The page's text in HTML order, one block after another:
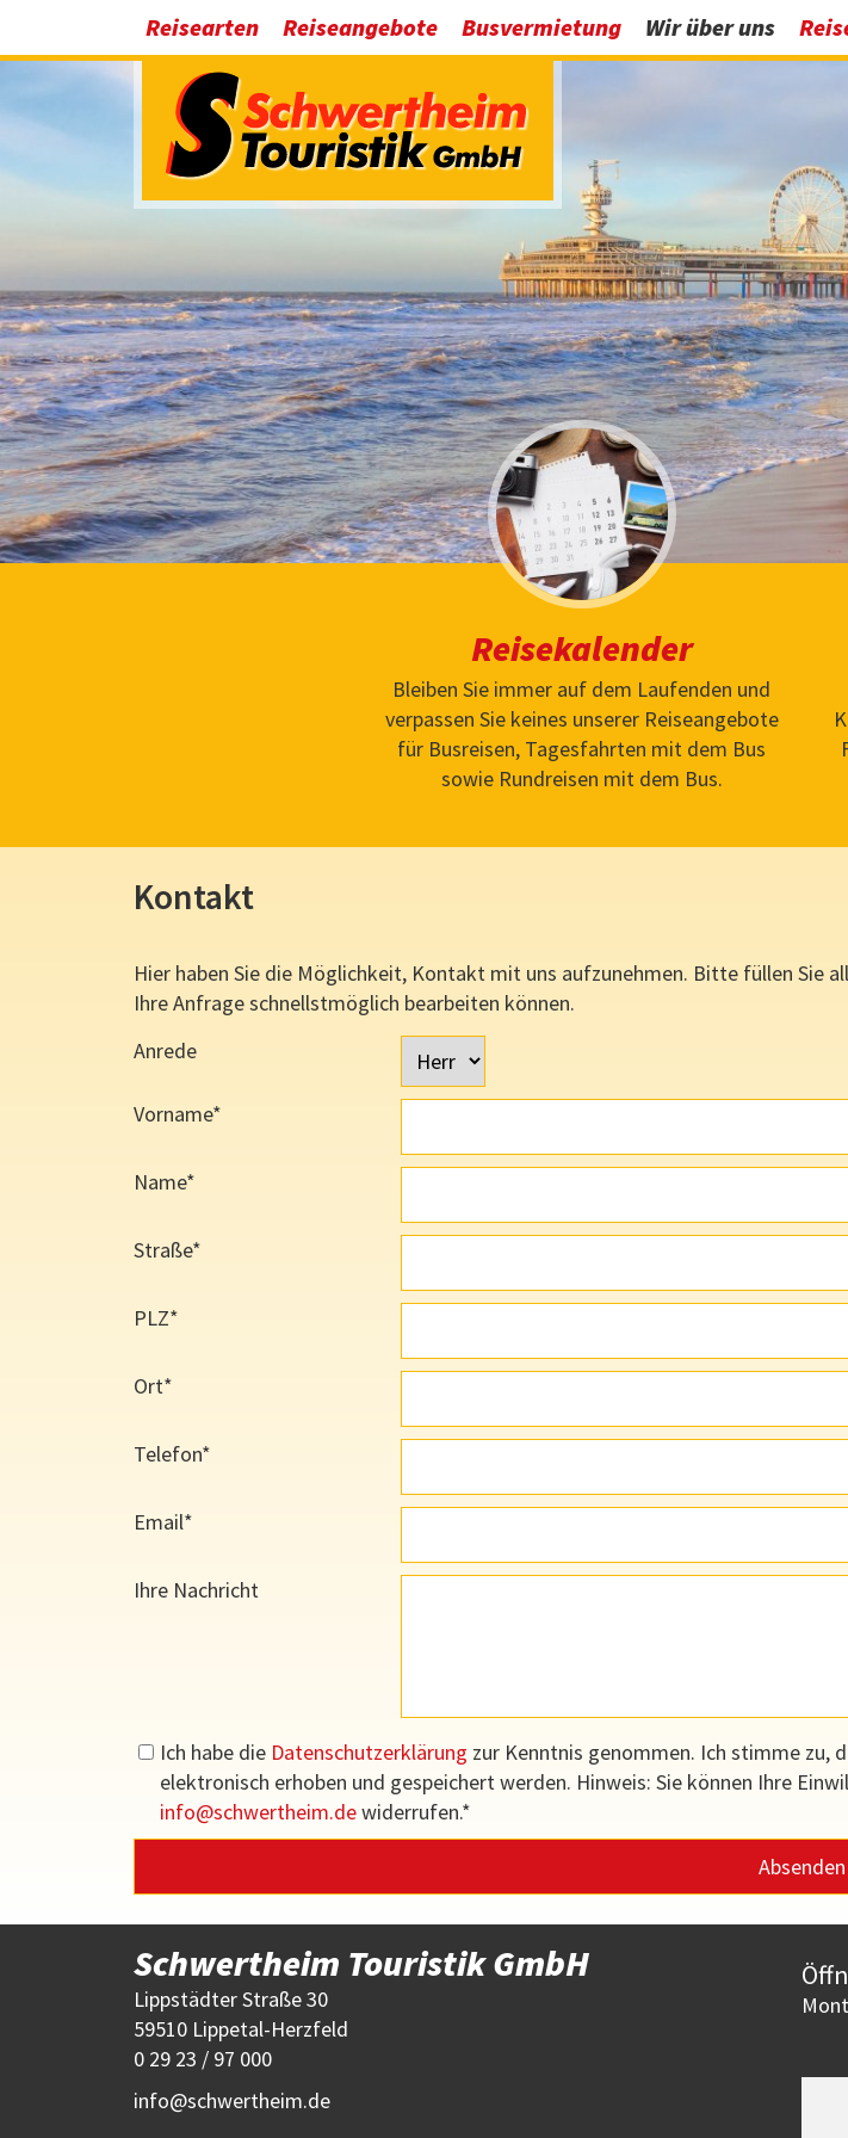
Reisearten
Adventsreisen
Tagesfahrten zu Weihnachtsmärkten
Weihnachtsreisen
Silvesterreisen
Tagesfahrten
Kur-Erholungsreisen
Rundreisen
Busreisen Erlebnisreisen
Urlaubsreisen mit dem Bus
Flusskreuzfahrten
Reiseangebote Busvermietung
Bus mieten Bad Sassendorf
Bus mieten Anröchte
Bus mieten Münsterland
Bus mieten Ennigerloh
Bus mieten Ense
Bus mieten Erwitte
Bus mieten Möhnesee
Bus mieten Oelde
Bus mieten Rüthen
Bus mieten Wadersloh
Bus mieten Welver
Bus mieten Wickede
Wir über uns
Firmenchronik
Fahrpersonal
Unser
Kontakt & Anfahrt
AGB
Reisekalender
Bleiben Sie immer auf dem Laufenden und
verpassen Sie keines unserer Reiseangebote
für Busreisen, Tagesfahrten mit dem Bus
sowie Rundreisen mit dem Bus.
Kontakt
Hier haben Sie die Möglichkeit, Kontakt mit uns aufzunehmen. Bitte füllen Sie
Ihre Anfrage schnellstmöglich bearbeiten können.
Anrede
Vorname*
Name*
Straße*
PLZ*
Ort*
Telefon*
Email*
Ihre Nachricht
Ich habe die Datenschutzerklärung zur Kenntnis genommen. Ich stimme zu,
elektronisch erhoben und gespeichert werden. Hinweis: Sie können Ihre
info
schwertheim.dewiderrufen.*
Schwertheim Touristik GmbH
Lippstädter Straße 30
59510 Lippetal-Herzfeld
0 29 23 / 97 000
info
schwertheim.de